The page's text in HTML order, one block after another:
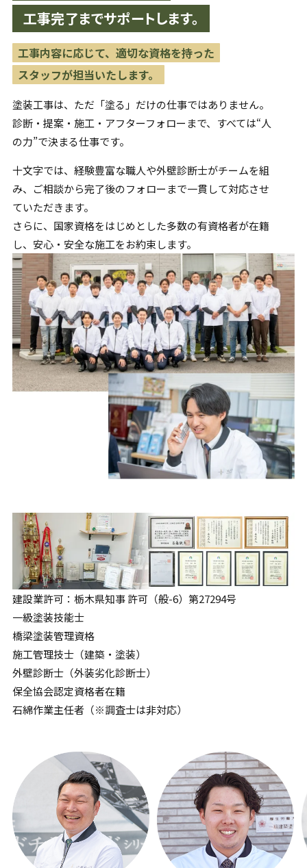
工事完了までサポートします。
工事内容に応じて、適切な資格を持った
スタッフが担当いたします。
塗装工事は、ただ「塗る」だけの仕事ではありません。
診断・提案・施工・アフターフォローまで、すべては“人
の力”で決まる仕事です。
十文字では、経験豊富な職人や外壁診断士がチームを組
み、 ご相談から完了後のフォローまで一貫して対応させ
ていただきます。
さらに、国家資格をはじめとした多数の有資格者が在籍
し、 安心・安全な施工をお約束します。
建設業許可：栃木県知事 許可（般-6）第27294号
一級塗装技能士
橋梁塗装管理資格
施工管理技士（建築・塗装）
外壁診断士（外装劣化診断士）
保全協会認定資格者在籍
石綿作業主任者（※調査士は非対応）